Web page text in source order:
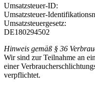
Umsatzsteuer-ID:
Umsatzsteuer-
Umsatzsteuergesetz:
DE180294502
Hinweis gemäß § 36
Wir sind zur Teilnahme an
einer
verpflichtet.